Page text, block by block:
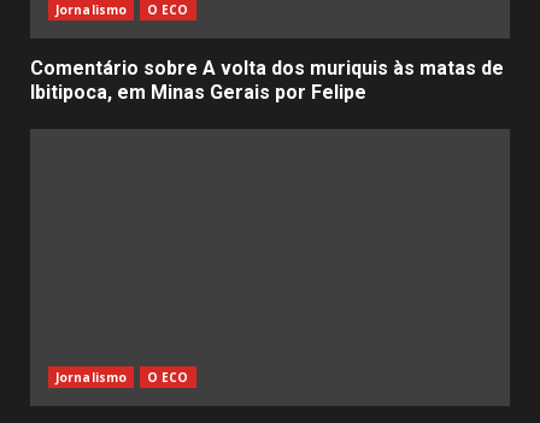
Jornalismo O ECO
Comentário sobre A volta dos muriquis às matas de
Ibitipoca, em Minas Gerais por Felipe
Jornalismo O ECO